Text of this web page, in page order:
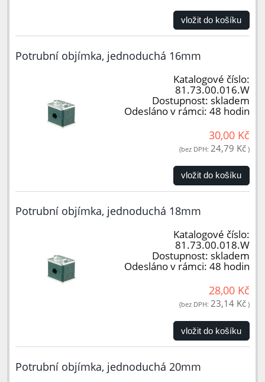
vložit do košíku
Potrubní objímka, jednoduchá 16mm
Katalogové číslo:
81.73.00.016.W
Dostupnost: skladem
Odesláno v rámci: 48 hodin
30,00 Kč
(bez DPH: 24,79 Kč )
vložit do košíku
Potrubní objímka, jednoduchá 18mm
Katalogové číslo:
81.73.00.018.W
Dostupnost: skladem
Odesláno v rámci: 48 hodin
28,00 Kč
(bez DPH: 23,14 Kč )
vložit do košíku
Potrubní objímka, jednoduchá 20mm